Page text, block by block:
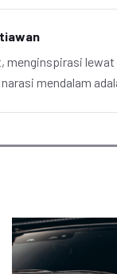
menginspirasi
mendalam